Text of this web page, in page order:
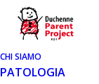
CHI SIAMO
PATOLOGIA